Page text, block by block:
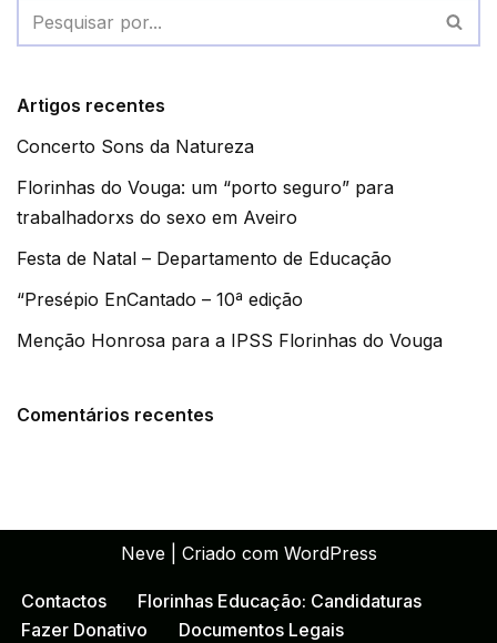
Artigos recentes
Concerto Sons da Natureza
Florinhas do Vouga: um “porto seguro” para
trabalhadorxs do sexo em Aveiro
Festa de Natal – Departamento de Educação
“Presépio EnCantado – 10ª edição
Menção Honrosa para a IPSS Florinhas do Vouga
Comentários recentes
Neve| Criado com WordPress
Contactos
Florinhas Educação: Candidaturas
Fazer Donativo
Documentos Legais